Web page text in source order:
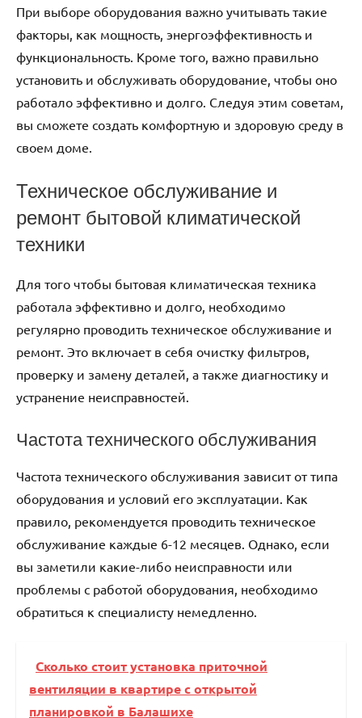
При выборе оборудования важно учитывать такие
факторы, как мощность, энергоэффективность и
функциональность. Кроме того, важно правильно
установить и обслуживать оборудование, чтобы оно
работало эффективно и долго. Следуя этим советам,
вы сможете создать комфортную и здоровую среду в
своем доме.
Техническое обслуживание и
ремонт бытовой климатической
техники
Для того чтобы бытовая климатическая техника
работала эффективно и долго, необходимо
регулярно проводить техническое обслуживание и
ремонт. Это включает в себя очистку фильтров,
проверку и замену деталей, а также диагностику и
устранение неисправностей.
Частота технического обслуживания
Частота технического обслуживания зависит от типа
оборудования и условий его эксплуатации. Как
правило, рекомендуется проводить техническое
обслуживание каждые 6-12 месяцев. Однако, если
вы заметили какие-либо неисправности или
проблемы с работой оборудования, необходимо
обратиться к специалисту немедленно.
Сколько стоит установка приточной
вентиляции в квартире с открытой
планировкой в Балашихе